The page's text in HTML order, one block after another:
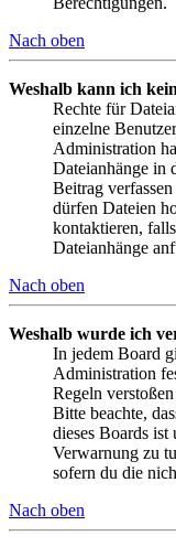
Nach oben
Weshalb kann ich
Rechte für
einzelne
Administration
Dateianhänge in
Beitrag
dürfen Dateien
kontaktieren,
Dateianhänge
Nach oben
Weshalb wurde ich
In jedem Board
Administration
Regeln
Bitte beachte,
dieses Boards
Verwarnung zu
sofern du die
Nach oben